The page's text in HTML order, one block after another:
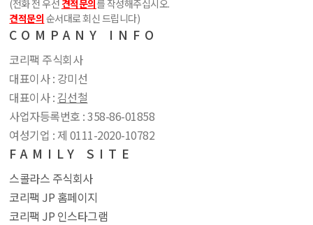
(전화 전 우선 견적문의를 작성해주십시오.
견적문의 순서대로 회신 드립니다)
COMPANY INFO
코리팩 주식회사
대표이사 : 강미선
대표이사 : 김선철
사업자등록번호 : 358​-86​-01858
여성기업 : 제 0111​-2020​-10782
FAMILY SITE
스콜라스 주식회사
코리팩 JP 홈페이지
코리팩 JP 인스타그램